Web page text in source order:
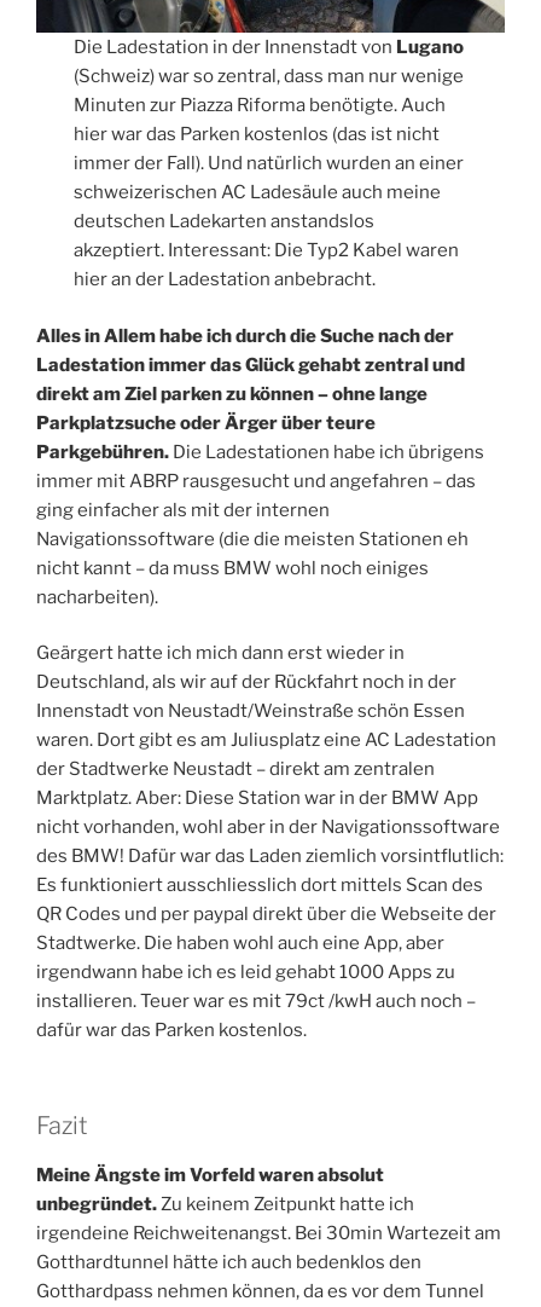
Die Ladestation in der Innenstadt von Lugano
(Schweiz) war so zentral, dass man nur wenige
Minuten zur Piazza Riforma benötigte. Auch
hier war das Parken kostenlos (das ist nicht
immer der Fall). Und natürlich wurden an einer
schweizerischen AC Ladesäule auch meine
deutschen Ladekarten anstandslos
akzeptiert. Interessant: Die Typ2 Kabel waren
hier an der Ladestation anbebracht.
Alles in Allem habe ich durch die Suche nach der
Ladestation immer das Glück gehabt zentral und
direkt am Ziel parken zu können – ohne lange
Parkplatzsuche oder Ärger über teure
Parkgebühren. Die Ladestationen habe ich übrigens
immer mit ABRP rausgesucht und angefahren – das
ging einfacher als mit der internen
Navigationssoftware (die die meisten Stationen eh
nicht kannt – da muss BMW wohl noch einiges
nacharbeiten).
Geärgert hatte ich mich dann erst wieder in
Deutschland, als wir auf der Rückfahrt noch in der
Innenstadt von Neustadt/Weinstraße schön Essen
waren. Dort gibt es am Juliusplatz eine AC Ladestation
der Stadtwerke Neustadt – direkt am zentralen
Marktplatz. Aber: Diese Station war in der BMW App
nicht vorhanden, wohl aber in der Navigationssoftware
des BMW! Dafür war das Laden ziemlich vorsintflutlich:
Es funktioniert ausschliesslich dort mittels Scan des
QR Codes und per paypal direkt über die Webseite der
Stadtwerke. Die haben wohl auch eine App, aber
irgendwann habe ich es leid gehabt 1000 Apps zu
installieren. Teuer war es mit 79ct /kwH auch noch –
dafür war das Parken kostenlos.
Fazit
Meine Ängste im Vorfeld waren absolut
unbegründet.Zu keinem Zeitpunkt hatte ich
irgendeine Reichweitenangst. Bei 30min Wartezeit am
Gotthardtunnel hätte ich auch bedenklos den
Gotthardpass nehmen können, da es vor dem Tunnel